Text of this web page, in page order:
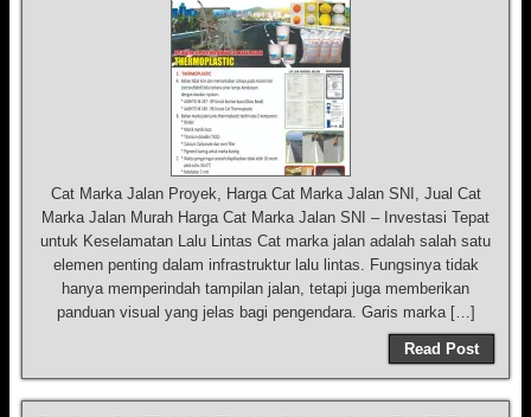
Cat Marka Jalan Proyek, Harga Cat Marka Jalan SNI, Jual Cat
Marka Jalan Murah Harga Cat Marka Jalan SNI – Investasi Tepat
untuk Keselamatan Lalu Lintas Cat marka jalan adalah salah satu
elemen penting dalam infrastruktur lalu lintas. Fungsinya tidak
hanya memperindah tampilan jalan, tetapi juga memberikan
panduan visual yang jelas bagi pengendara. Garis marka […]
Read Post